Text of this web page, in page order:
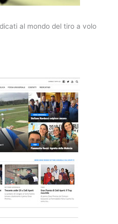
al mondo del tiro a volo